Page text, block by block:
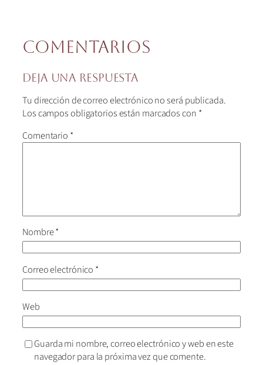
Comentarios
Deja una respuesta
Tu dirección de correo electrónico no será publicada.
Los campos obligatorios están marcados con *
Comentario *
Nombre*
Correo electrónico *
Web
Guarda mi nombre, correo electrónico y web en este
navegador para la próxima vez que comente.